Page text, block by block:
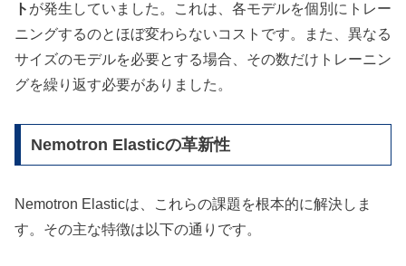
ト が発生していました。これは、各モデルを個別にトレー
ニングするのとほぼ変わらないコストです。また、異なる
サイズのモデルを必要とする場合、その数だけトレーニン
グを繰り返す必要がありました。
Nemotron Elasticの革新性
Nemotron Elasticは、これらの課題を根本的に解決しま
す。その主な特徴は以下の通りです。